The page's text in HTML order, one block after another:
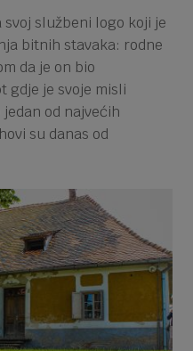
službeni logo koji je
bitnih stavaka: rodne
da je on bio
gdje je svoje misli
od najvećih
su danas od